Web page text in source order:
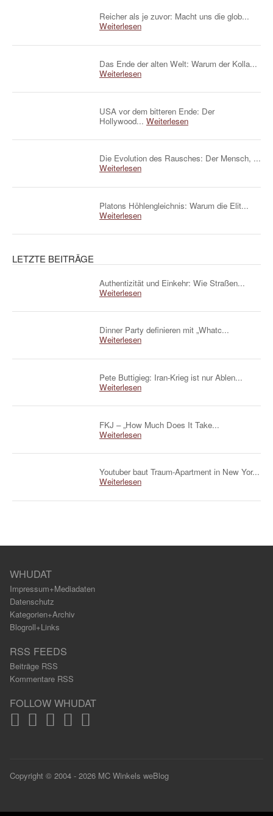
Reicher als je zuvor: Macht uns die glob...
Weiterlesen
Das Ende der alten Welt: Warum der Kolla...
Weiterlesen
USA vor dem bitteren Ende: Der
Hollywood... Weiterlesen
Die Evolution des Rausches: Der Mensch, ...
Weiterlesen
Platons Höhlengleichnis: Warum die Elit...
Weiterlesen
LETZTE BEITRÄGE
Authentizität und Einkehr: Wie Straßen...
Weiterlesen
Dinner Party definieren mit „Whatc...
Weiterlesen
Pete Buttigieg: Iran-Krieg ist nur Ablen...
Weiterlesen
FKJ – „How Much Does It Take...
Weiterlesen
Youtuber baut Traum-Apartment in New Yor...
Weiterlesen
WHUDAT
Impressum+Mediadaten
Datenschutz
Kategorien+Archiv
Blogroll+Links
RSS FEEDS
Beiträge RSS
Kommentare RSS
FOLLOW WHUDAT
Copyright © 2004 - 2026 MC Winkels weBlog